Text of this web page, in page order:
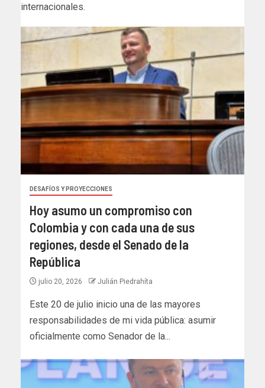
internacionales.
DESAFÍOS Y PROYECCIONES
Hoy asumo un compromiso con
Colombia y con cada una de sus
regiones, desde el Senado de la
República
julio 20, 2026 Julián Piedrahíta
Este 20 de julio inicio una de las mayores
responsabilidades de mi vida pública: asumir
oficialmente como Senador de la...